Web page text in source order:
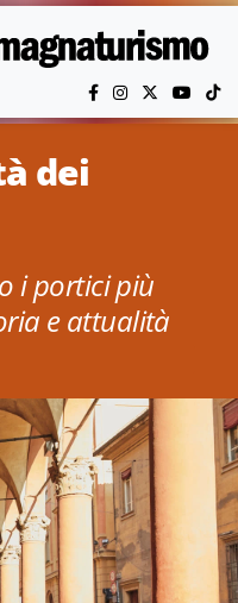
dei
i portici più
e attualità